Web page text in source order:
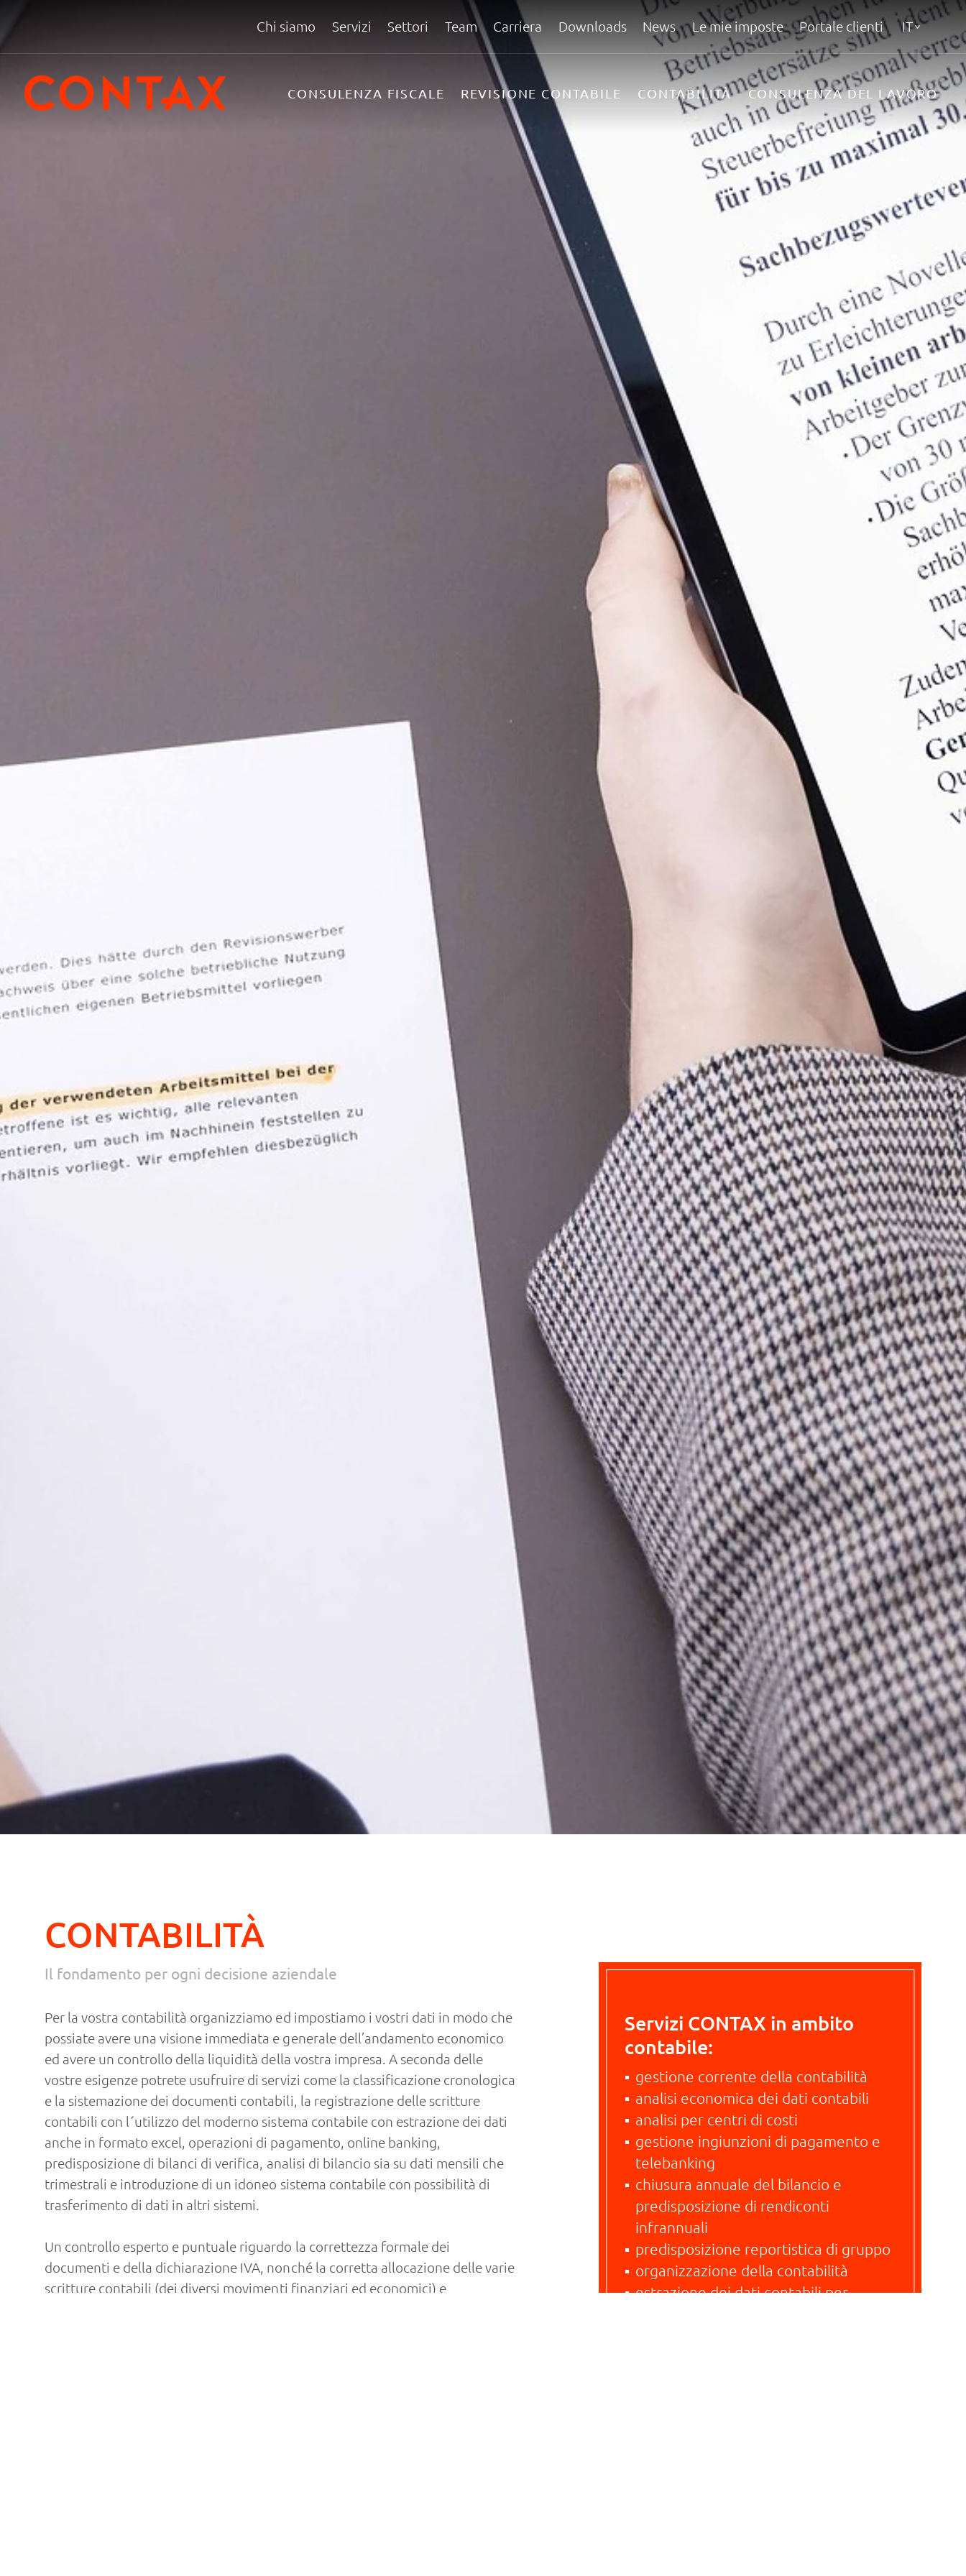
Chi siamo Servizi Settori Team Carriera Downloads News Le mie imposte Portale clienti IT
CONSULENZA FISCALE REVISIONE CONTABILE CONTABILITÀ CONSULENZA DEL LAVORO
CONTABILITÀ
Il fondamento per ogni decisione aziendale
Per la vostra contabilità organizziamo ed impostiamo i vostri dati in modo che
possiate avere una visione immediata e generale dell’andamento economico
ed avere un controllo della liquidità della vostra impresa. A seconda delle
vostre esigenze potrete usufruire di servizi come la classificazione cronologica
e la sistemazione dei documenti contabili, la registrazione delle scritture
contabili con l´utilizzo del moderno sistema contabile con estrazione dei dati
anche in formato excel, operazioni di pagamento, online banking,
predisposizione di bilanci di verifica, analisi di bilancio sia su dati mensili che
trimestrali e introduzione di un idoneo sistema contabile con possibilità di
trasferimento di dati in altri sistemi.
Un controllo esperto e puntuale riguardo la correttezza formale dei
documenti e della dichiarazione IVA, nonché la corretta allocazione delle varie
scritture contabili (dei diversi movimenti finanziari ed economici) e
Servizi CONTAX in ambito
contabile:
gestione corrente della contabilità
analisi economica dei dati contabili
analisi per centri di costi
gestione ingiunzioni di pagamento e
telebanking
chiusura annuale del bilancio e
predisposizione di rendiconti
infrannuali
predisposizione reportistica di gruppo
organizzazione della contabilità
estrazione dei dati contabili per